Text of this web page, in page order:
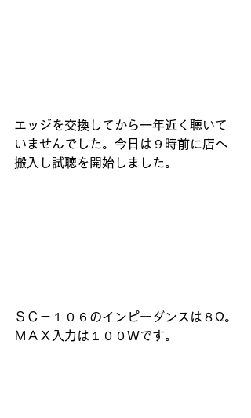
エッジを交換してから一年近く聴いて
いませんでした。今日は９時前に店へ
搬入し試聴を開始しました。
ＳＣ－１０６のインピーダンスは８Ω。
ＭＡＸ入力は１００Ｗです。